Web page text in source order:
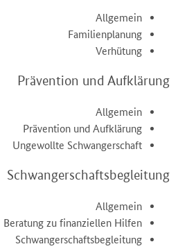
Allgemein
Familienplanung
Verhütung
Prävention und Aufklärung
Allgemein
Prävention und Aufklärung
Ungewollte Schwangerschaft
Schwangerschaftsbegleitung
Allgemein
Beratung zu finanziellen Hilfen
Schwangerschaftsbegleitung